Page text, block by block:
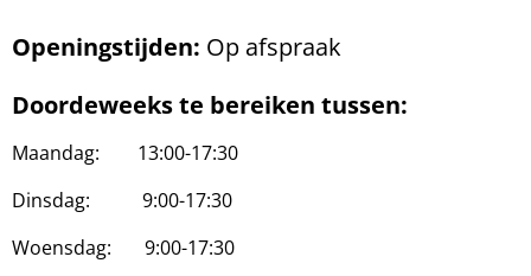
Openingstijden: Op afspraak
Doordeweeks te bereiken tussen:
Maandag: 13:00-17:30
Dinsdag: 9:00-17:30
Woensdag: 9:00-17:30